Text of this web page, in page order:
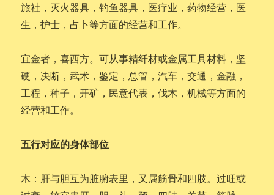
旅社，灭火器具，钓鱼器具，医疗业，药物经营，医
生，护士，占卜等方面的经营和工作。
宜金者，喜西方。可从事精纤材或金属工具材料，坚
硬，决断，武术，鉴定，总管，汽车，交通，金融，
工程，种子，开矿，民意代表，伐木，机械等方面的
经营和工作。
五行对应的身体部位
木：肝与胆互为脏腑表里，又属筋骨和四肢。过旺或